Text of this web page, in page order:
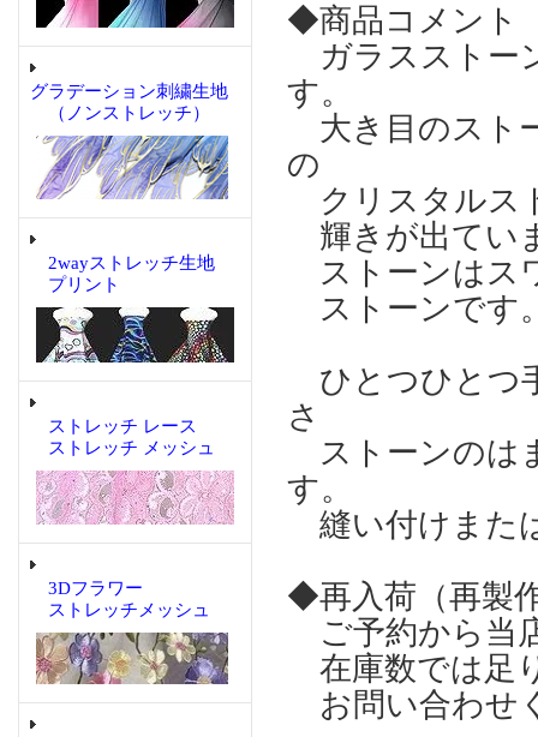
グラデーション刺繍生地
（ノンストレッチ）
2wayストレッチ生地
プリント
ストレッチ レース
ストレッチ メッシュ
3Dフラワー
ストレッチメッシュ
◆商品コメント
ガラスストー
す。
大き目のスト
の
クリスタルス
輝きが出て
ストーンはス
ストーンで
ひとつひとつ
さ
ストーンのは
す。
縫い付けまた
◆再入荷（再
ご予約から当
在庫数では足
お問い合わせ